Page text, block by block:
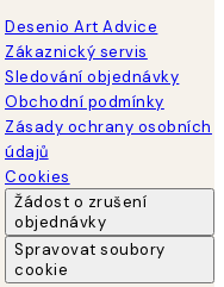
Desenio Art Advice
Zákaznický servis
Sledování objednávky
Obchodní podmínky
Zásady ochrany osobních
údajů
Cookies
Žádost o zrušení
objednávky
Spravovat soubory
cookie